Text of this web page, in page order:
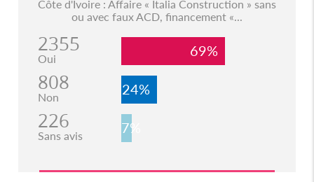
Côte d'Ivoire : Affaire « Italia Construction » sans
ou avec faux ACD, financement «...
2355
Oui 69%
808
Non 24%
226
Sans avis 7%